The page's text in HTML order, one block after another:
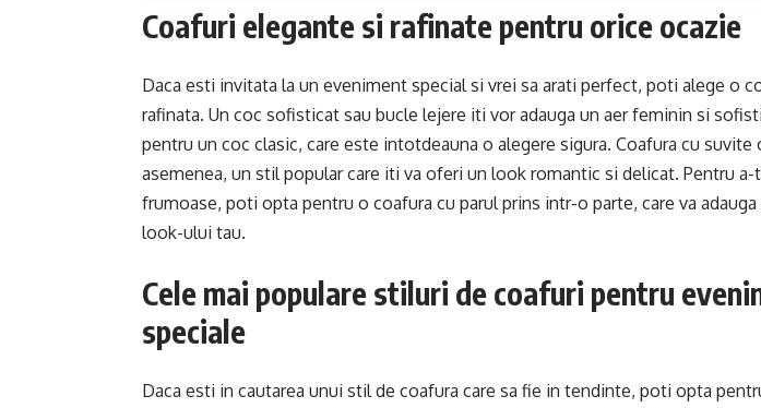
Coafuri elegante si rafinate pentru orice ocazie
Daca esti invitata la un eveniment special si vrei sa arati perfect, poti alege o
rafinata. Un coc sofisticat sau bucle lejere iti vor adauga un aer feminin si
pentru un coc clasic, care este intotdeauna o alegere sigura. Coafura cu suvite
asemenea, un stil popular care iti va oferi un look romantic si delicat. Pentru
frumoase, poti opta pentru o coafura cu parul prins intr-o parte, care va
look-ului tau.
Cele mai populare stiluri de coafuri pentru
speciale
Daca esti in cautarea unui stil de coafura care sa fie in tendinte, poti opta